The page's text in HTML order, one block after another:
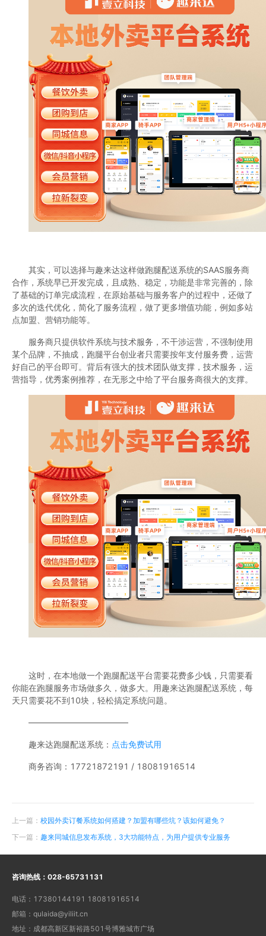
其实，可以选择与趣来达这样做跑腿配送系统的SAAS服务商
合作，系统早已开发完成，且成熟、稳定，功能是非常完善的，除
了基础的订单完成流程，在原始基础与服务客户的过程中，还做了
多次的迭代优化，简化了服务流程，做了更多增值功能，例如多站
点加盟、营销功能等。
服务商只提供软件系统与技术服务，不干涉运营，不强制使用
某个品牌，不抽成，跑腿平台创业者只需要按年支付服务费，运营
好自己的平台即可。背后有强大的技术团队做支撑，技术服务，运
营指导，优秀案例推荐，在无形之中给了平台服务商很大的支撑。
这时，在本地做一个跑腿配送平台需要花费多少钱，只需要看
你能在跑腿服务市场做多久，做多大。用趣来达跑腿配送系统，每
天只需要花不到10块，轻松搞定系统问题。
————————————
趣来达跑腿配送系统： 点击免费试用
商务咨询：17721872191 / 18081916514
上一篇： 校园外卖订餐系统如何搭建？加盟有哪些坑？该如何避免？
下一篇： 趣来同城信息发布系统，3大功能特点，为用户提供专业服务
咨询热线： 028-65731131
电话： 17380144191 18081916514
邮箱： qulaida@yiliit.cn
地址： 成都高新区新裕路501号博雅城市广场